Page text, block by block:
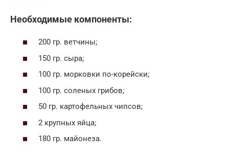
Необходимые компоненты:
200 гр. ветчины;
150 гр. сыра;
100 гр. морковки по-корейски;
100 гр. соленых грибов;
50 гр. картофельных чипсов;
2 крупных яйца;
180 гр. майонеза.